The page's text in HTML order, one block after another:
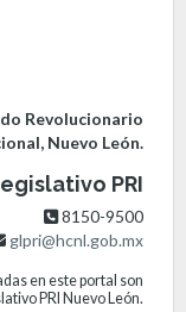
Revolucionario
Nuevo León.
PRI
8150-9500
glpri@hcnl.gob.mx
en este portal son
PRI Nuevo León.